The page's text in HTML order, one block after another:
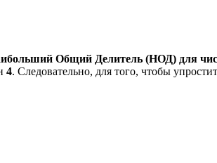
Общий Делитель (НОД) для
4. Следовательно, для того, чтобы